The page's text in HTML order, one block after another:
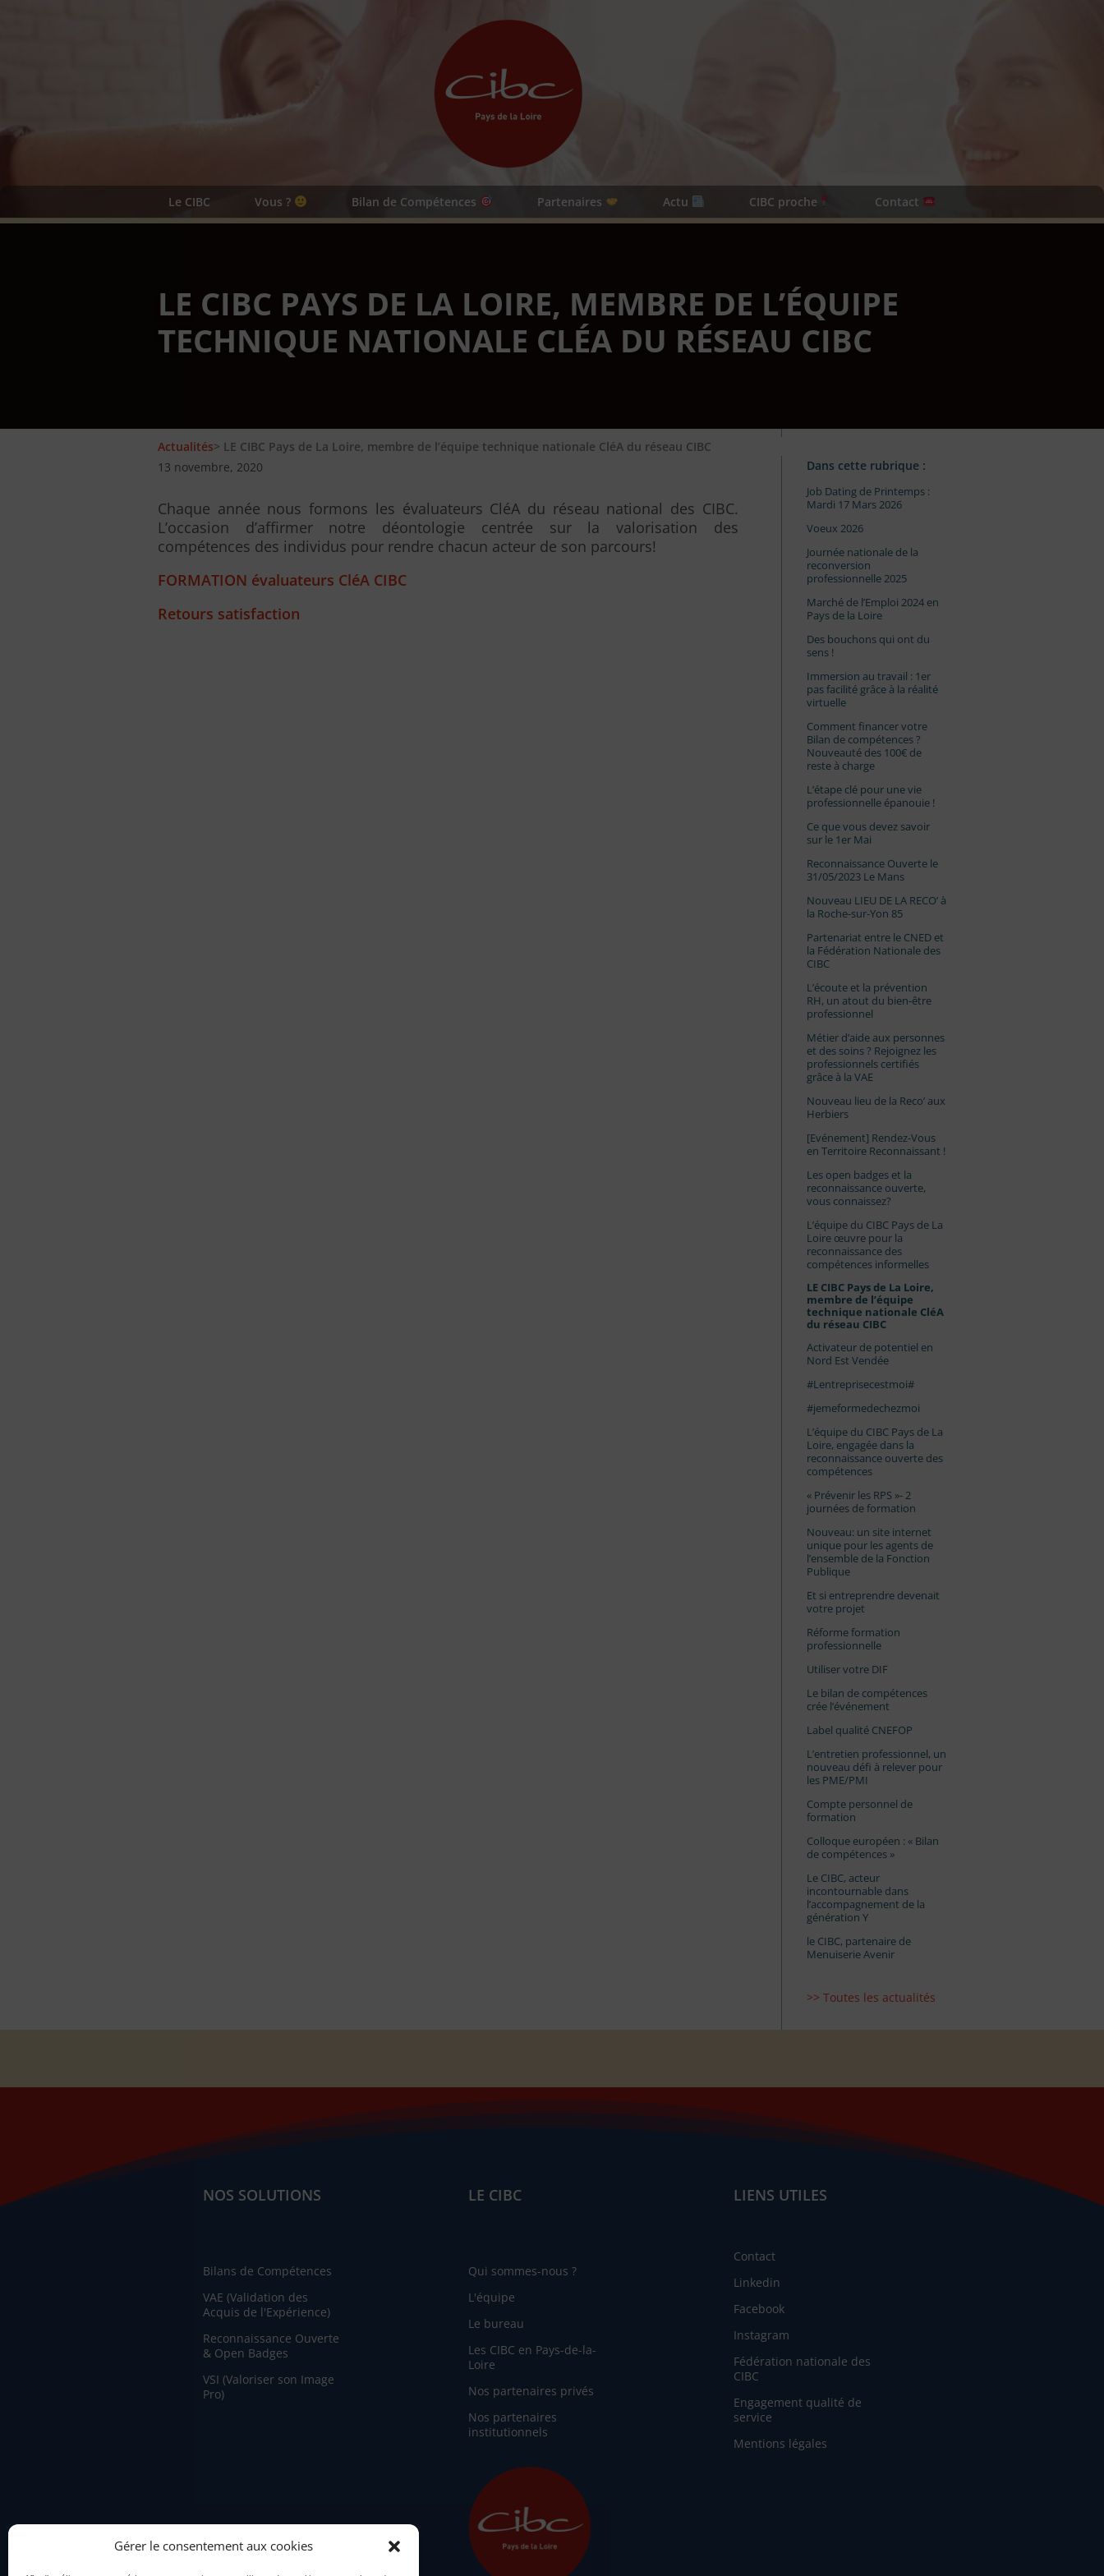
Gérer le consentement aux cookies
Le CIBC Vous ? Bilan de Compétences Partenaires Actu CIBC proche Contact
LE CIBC PAYS DE LA LOIRE, MEMBRE DE L’ÉQUIPE
TECHNIQUE NATIONALE CLÉA DU RÉSEAU CIBC
Actualités> LE CIBC Pays de La Loire, membre de l’équipe technique nationale CléA du réseau CIBC
13 novembre, 2020
Chaque année nous formons les évaluateurs CléA du réseau national des CIBC.
L’occasion d’affirmer notre déontologie centrée sur la valorisation des
compétences des individus pour rendre chacun acteur de son parcours!
FORMATION évaluateurs CléA CIBC
Retours satisfaction
Dans cette rubrique :
Job Dating de Printemps :
Mardi 17 Mars 2026
Voeux 2026
Journée nationale de la
reconversion
professionnelle 2025
Marché de l’Emploi 2024 en
Pays de la Loire
Des bouchons qui ont du
sens !
Immersion au travail : 1er
pas facilité grâce à la réalité
virtuelle
Comment financer votre
Bilan de compétences ?
Nouveauté des 100€ de
reste à charge
L’étape clé pour une vie
professionnelle épanouie !
Ce que vous devez savoir
sur le 1er Mai
Reconnaissance Ouverte le
31/05/2023 Le Mans
Nouveau LIEU DE LA RECO’ à
la Roche-sur-Yon 85
Partenariat entre le CNED et
la Fédération Nationale des
CIBC
L’écoute et la prévention
RH, un atout du bien-être
professionnel
Métier d’aide aux personnes
et des soins ? Rejoignez les
professionnels certifiés
grâce à la VAE
Nouveau lieu de la Reco’ aux
Herbiers
[Evénement] Rendez-Vous
en Territoire Reconnaissant !
Les open badges et la
reconnaissance ouverte,
vous connaissez?
L’équipe du CIBC Pays de La
Loire œuvre pour la
reconnaissance des
compétences informelles
LE CIBC Pays de La Loire,
membre de l’équipe
technique nationale CléA
du réseau CIBC
Activateur de potentiel en
Nord Est Vendée
#Lentreprisecestmoi#
#jemeformedechezmoi
L’équipe du CIBC Pays de La
Loire, engagée dans la
reconnaissance ouverte des
compétences
« Prévenir les RPS »- 2
journées de formation
Nouveau: un site internet
unique pour les agents de
l’ensemble de la Fonction
Publique
Et si entreprendre devenait
votre projet
Réforme formation
professionnelle
Utiliser votre DIF
Le bilan de compétences
crée l’événement
Label qualité CNEFOP
L’entretien professionnel, un
nouveau défi à relever pour
les PME/PMI
Compte personnel de
formation
Colloque européen : « Bilan
de compétences »
Le CIBC, acteur
incontournable dans
l’accompagnement de la
génération Y
le CIBC, partenaire de
Menuiserie Avenir
>> Toutes les actualités
NOS SOLUTIONS
Bilans de Compétences
VAE (Validation des
Acquis de l'Expérience)
Reconnaissance Ouverte
& Open Badges
VSI (Valoriser son Image
Pro)
LE CIBC
Qui sommes-nous ?
L'équipe
Le bureau
Les CIBC en Pays-de-la-
Loire
Nos partenaires privés
Nos partenaires
institutionnels
LIENS UTILES
Contact
Linkedin
Facebook
Instagram
Fédération nationale des
CIBC
Engagement qualité de
service
Mentions légales